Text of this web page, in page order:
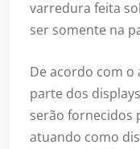
varredura feita
ser somente na
De acordo com o
parte dos
serão fornecidos
atuando como